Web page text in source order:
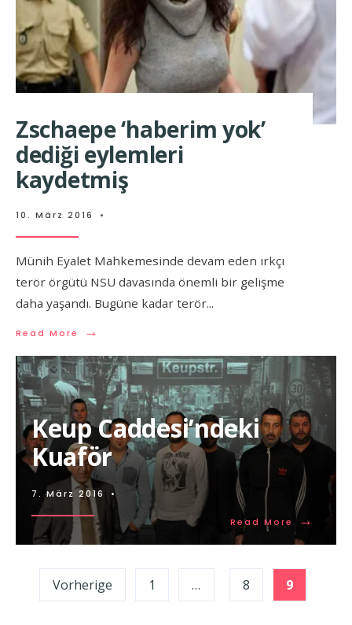
Zschaepe ‘haberim yok’
dediği eylemleri
kaydetmiş
10. März 2016 •
Münih Eyalet Mahkemesinde devam eden ırkçı
terör örgütü NSU davasında önemli bir gelişme
daha yaşandı. Bugüne kadar terör...
Read More →
Keup Caddesi’ndeki
Kuaför
7. März 2016 •
Read More →
Seitennummerierung
der
Vorherige 1 … 8 9